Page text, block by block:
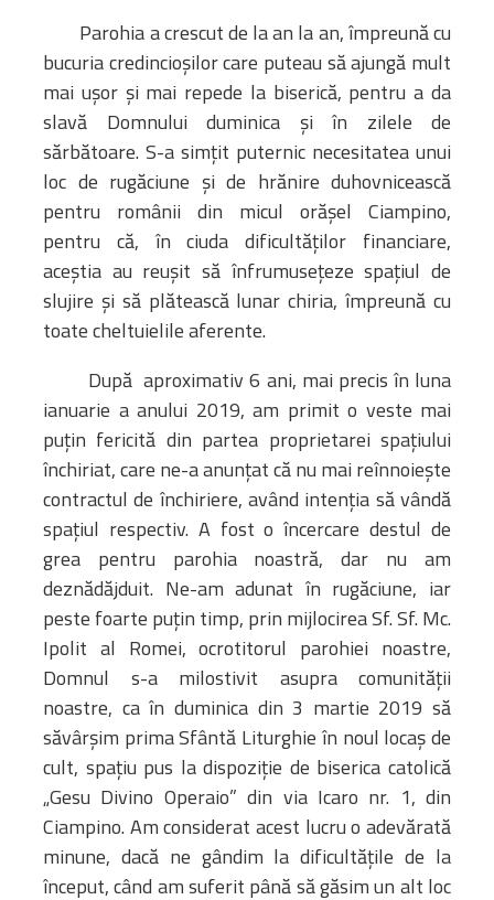
Parohia a crescut de la an la an, împreună cu
bucuria credincioșilor care puteau să ajungă mult
mai ușor și mai repede la biserică, pentru a da
slavă Domnului duminica și în zilele de
sărbătoare. S-a simțit puternic necesitatea unui
loc de rugăciune și de hrănire duhovnicească
pentru românii din micul orășel Ciampino,
pentru că, în ciuda dificultăților financiare,
aceștia au reușit să înfrumusețeze spațiul de
slujire și să plătească lunar chiria, împreună cu
toate cheltuielile aferente.
După aproximativ 6 ani, mai precis în luna
ianuarie a anului 2019, am primit o veste mai
puțin fericită din partea proprietarei spațiului
închiriat, care ne-a anunțat că nu mai reînnoiește
contractul de închiriere, având intenția să vândă
spațiul respectiv. A fost o încercare destul de
grea pentru parohia noastră, dar nu am
deznădăjduit. Ne-am adunat în rugăciune, iar
peste foarte puțin timp, prin mijlocirea Sf. Sf. Mc.
Ipolit al Romei, ocrotitorul parohiei noastre,
Domnul s-a milostivit asupra comunității
noastre, ca în duminica din 3 martie 2019 să
săvârșim prima Sfântă Liturghie în noul locaș de
cult, spațiu pus la dispoziție de biserica catolică
„Gesu Divino Operaio” din via Icaro nr. 1, din
Ciampino. Am considerat acest lucru o adevărată
minune, dacă ne gândim la dificultățile de la
început, când am suferit până să găsim un alt loc